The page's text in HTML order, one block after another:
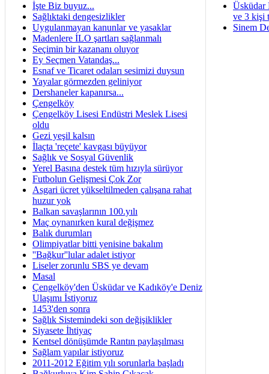
İşte Biz buyuz...
Sağlıktaki dengesizlikler
Uygulanmayan kanunlar ve yasaklar
Madenlere İLO şartları sağlanmalı
Seçimin bir kazananı oluyor
Ey Seçmen Vatandaş...
Esnaf ve Ticaret odaları sesimizi duysun
Yayalar görmezden geliniyor
Dershaneler kapanırsa...
Çengelköy
Çengelköy Lisesi Endüstri Meslek Lisesi
oldu
Gezi yeşil kalsın
İlaçta 'reçete' kavgası büyüyor
Sağlık ve Sosyal Güvenlik
Yerel Basına destek tüm hızıyla sürüyor
Futbolun Gelişmesi Çok Zor
Asgari ücret yükseltilmeden çalışana rahat
huzur yok
Balkan savaşlarının 100.yılı
Maç oynanırken kural değişmez
Balık durumları
Olimpiyatlar bitti yenisine bakalım
''Bağkur''lular adalet istiyor
Liseler zorunlu SBS ye devam
Masal
Çengelköy'den Üsküdar ve Kadıköy'e Deniz
Ulaşımı İstiyoruz
1453'den sonra
Sağlık Sistemindeki son değişiklikler
Siyasete İhtiyaç
Kentsel dönüşümde Rantın paylaşılması
Sağlam yapılar istiyoruz
2011-2012 Eğitim yılı sorunlarla başladı
Üsküdar
ve 3 kişi
Sinem